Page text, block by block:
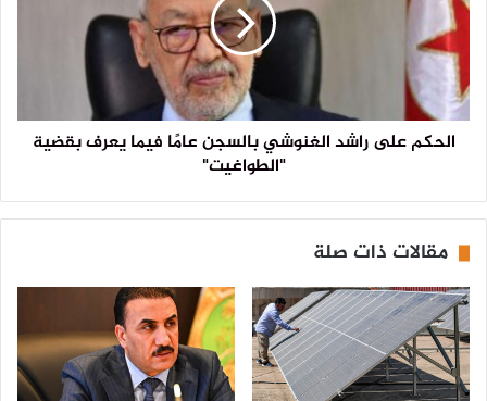
الحكم على راشد الغنوشي بالسجن عامًا فيما يعرف بقضية
"الطواغيت"
مقالات ذات صلة